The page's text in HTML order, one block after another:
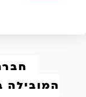
המובילה